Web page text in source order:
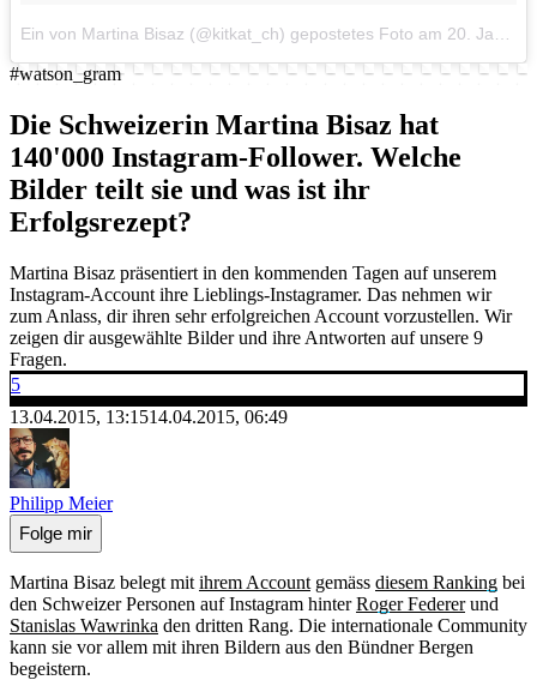
Ein von Martina Bisaz (@kitkat_ch) gepostetes Foto am 20. Jan 2015 um 16:00 Uhr
#watson_gram
Die Schweizerin Martina Bisaz hat
140'000 Instagram-Follower. Welche
Bilder teilt sie und was ist ihr
Erfolgsrezept?
Martina Bisaz präsentiert in den kommenden Tagen auf unserem
Instagram-Account ihre Lieblings-Instagramer. Das nehmen wir
zum Anlass, dir ihren sehr erfolgreichen Account vorzustellen. Wir
zeigen dir ausgewählte Bilder und ihre Antworten auf unsere 9
Fragen.
5
13.04.2015, 13:1514.04.2015, 06:49
Philipp Meier
Folge mir
Martina Bisaz belegt mit ihrem Account gemäss diesem Ranking bei
den Schweizer Personen auf Instagram hinterRoger Federerund
Stanislas Wawrinka den dritten Rang. Die internationale Community
kann sie vor allem mit ihren Bildern aus den Bündner Bergen
begeistern.